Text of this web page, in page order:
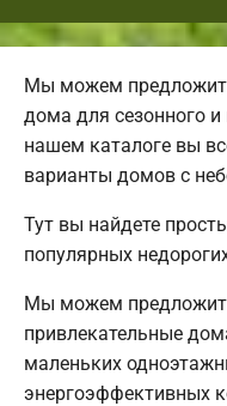
Мы можем
дома для сезонного
нашем каталоге вы
варианты домов с
Тут вы найдете
популярных
Мы можем
привлекательные
маленьких
энергоэффективных